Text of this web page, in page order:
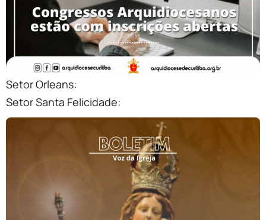
Setor Orleans:
Setor Santa Felicidade: